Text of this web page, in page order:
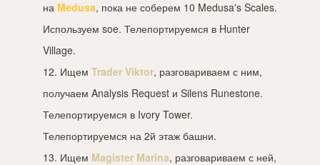
на Medusa, пока не соберем 10 Medusa's Scales.
Используем soe. Телепортируемся в Hunter
Village.
12. Ищем Trader Viktor, разговариваем с ним,
получаем Analysis Request и Silens Runestone.
Телепортируемся в Ivory Tower.
Телепортируемся на 2й этаж башни.
13. Ищем Magister Marina, разговариваем с ней,